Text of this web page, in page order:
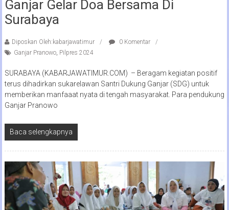
Ganjar Gelar Doa Bersama Di
Surabaya
Diposkan Oleh:kabarjawatimur
0 Komentar
Ganjar Pranowo, Pilpres 2024
SURABAYA (KABARJAWATIMUR.COM) – Beragam kegiatan positif
terus dihadirkan sukarelawan Santri Dukung Ganjar (SDG) untuk
memberikan manfaaat nyata di tengah masyarakat. Para pendukung
Ganjar Pranowo
Baca selengkapnya